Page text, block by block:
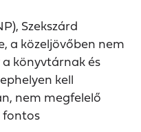
Szekszárd
a közeljövőben nem
könyvtárnak és
kell
nem megfelelő
fontos